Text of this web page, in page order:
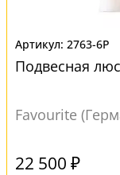
2763-6P
Подвесная
Favourite
22 500 ₽